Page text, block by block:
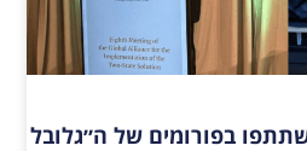
בפורומים של ה״גלובל